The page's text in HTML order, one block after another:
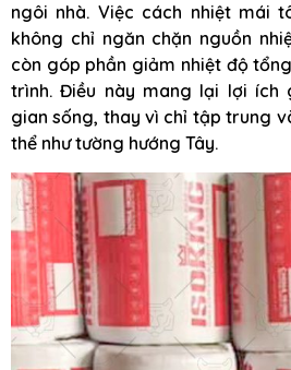
ngôi nhà. Việc cách nhiệt mái
không chỉ ngăn chặn nguồn
còn góp phần giảm nhiệt độ
trình. Điều này mang lại lợi ích
gian sống, thay vì chỉ tập trung
thể như tường hướng Tây.